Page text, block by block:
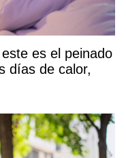
es el peinado
días de calor,